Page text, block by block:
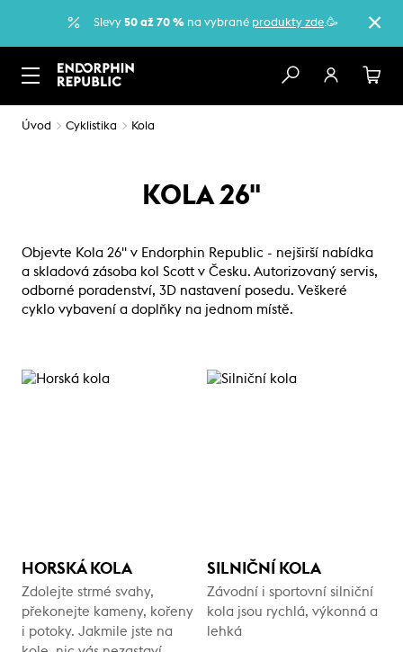
Slevy 50 až 70 % na vybrané produkty zde.🥳
Úvod Cyklistika Kola
KOLA 26"
Objevte Kola 26" v Endorphin Republic - nejširší nabídka
a skladová zásoba kol Scott v Česku. Autorizovaný servis,
odborné poradenství, 3D nastavení posedu. Veškeré
cyklo vybavení a doplňky na jednom místě.
HORSKÁ KOLA
Zdolejte strmé svahy,
překonejte kameny, kořeny
i potoky. Jakmile jste na
SILNIČNÍ KOLA
Závodní i sportovní silniční
kola jsou rychlá, výkonná a
lehká